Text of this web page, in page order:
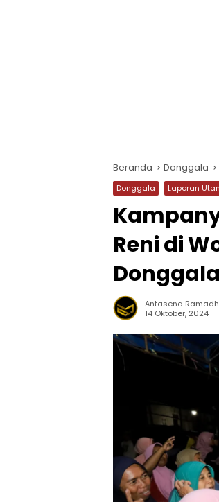
Beranda Donggala
Donggala Laporan
Reni di
Donggala
Antasena
14 Oktober, 2024